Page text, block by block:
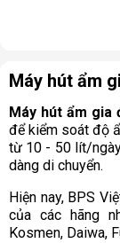
Máy hút ẩm
Máy hút ẩm gia
để kiểm soát độ
từ 10 - 50 lít/
dàng di chuyển.
Hiện nay, BPS
của các hãng
Kosmen, Daiwa,